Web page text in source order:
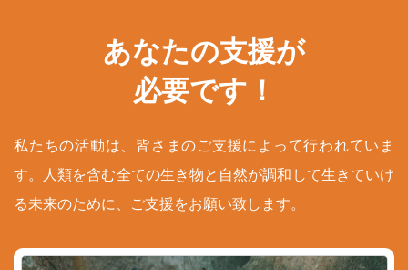
あなたの支援が
必要です！
私たちの活動は、皆さまのご支援によって行われていま
す。人類を含む全ての生き物と自然が調和して生きていけ
る未来のために、ご支援をお願い致します。